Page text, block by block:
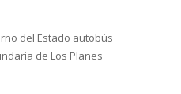
del Estado autobús
de Los Planes